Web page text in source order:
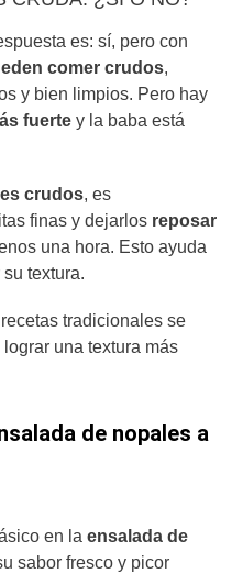
es: sí, pero con
comer crudos,
y bien limpios. Pero hay
fuerte y la baba está
crudos, es
finas y dejarlos reposar
una hora. Esto ayuda
textura.
tradicionales se
una textura más
de nopales a
en la ensalada de
sabor fresco y picor